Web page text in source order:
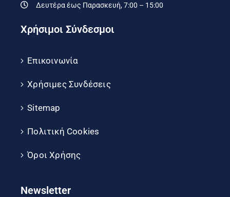
Δευτέρα έως Παρασκευή, 7:00 – 15:00
Χρήσιμοι Σύνδεσμοι
Επικοινωνία
Χρήσιμες Συνδέσεις
Sitemap
Πολιτική Cookies
Όροι Χρήσης
Newsletter